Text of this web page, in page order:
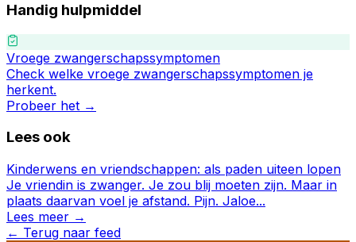
Handig hulpmiddel
Vroege zwangerschapssymptomen
Check welke vroege zwangerschapssymptomen je
herkent.
Probeer het →
Lees ook
Kinderwens en vriendschappen: als paden uiteen lopen
Je vriendin is zwanger. Je zou blij moeten zijn. Maar in
plaats daarvan voel je afstand. Pijn. Jaloe...
Lees meer →
← Terug naar feed